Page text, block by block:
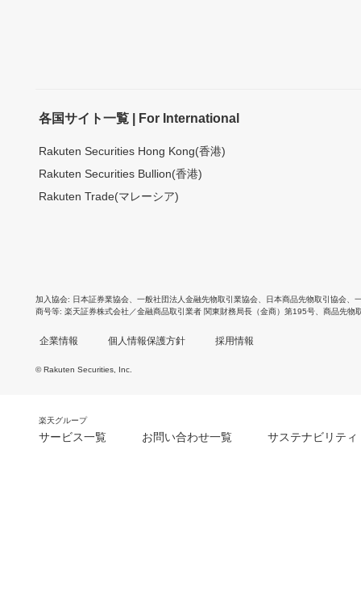
各国サイト一覧 | For International
Rakuten Securities Hong Kong(香港)
Rakuten Securities Bullion(香港)
Rakuten Trade(マレーシア)
加入協会 日本証券業協会 一般社団法人金融先物取引業協会 日本商品先物取引協会
商号等 楽天証券株式会社／金融商品取引業者 関東財務局長（金商）第195号、商品先物
企業情報 個人情報保護方針 採用情報
© Rakuten Securities, Inc.
楽天グループ
サービス一覧 お問い合わせ一覧 サステナビリティ